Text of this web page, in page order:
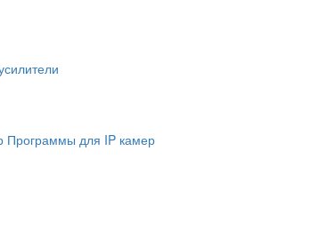
Программы для IP камер